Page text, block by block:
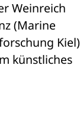
Weinreich
(Marine
Kiel)
künstliches